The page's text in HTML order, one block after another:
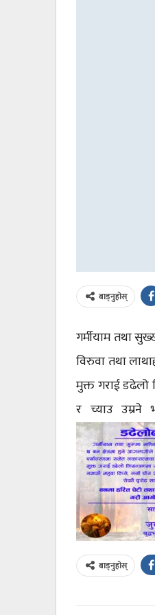
बाड्नुहोस्
गर्मीयाम तथा
विरुवा तथा
मुक्त गराई डढेलो
र च्याउ उम्रने
बाड्नुहोस्